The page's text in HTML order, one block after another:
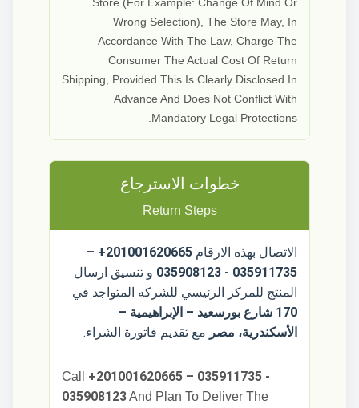
Wrong Selection), The Store May, In
Accordance With The Law, Charge The
Consumer The Actual Cost Of Return
Shipping, Provided This Is Clearly Disclosed In
Advance And Does Not Conflict With
Mandatory Legal Protections.
خطوات الاسترجاع
Return Steps
الاتصال بهذه الارقام
201001620665+ –
035911735 - 035908123
و تنسيق ارسال
المنتج للمركز الرئيسي للشركه المتواجد في
170 شارع بورسعيد – الإبراهيمية –
الأسكندرية، مصر مع تقديم فاتورة الشراء.
Call +201001620665 – 035911735 -
035908123And Plan To Deliver The